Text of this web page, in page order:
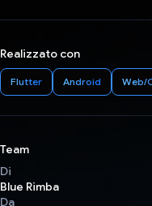
Realizzato con
Flutter Android Web/
Team
Di
Blue Rimba
Da